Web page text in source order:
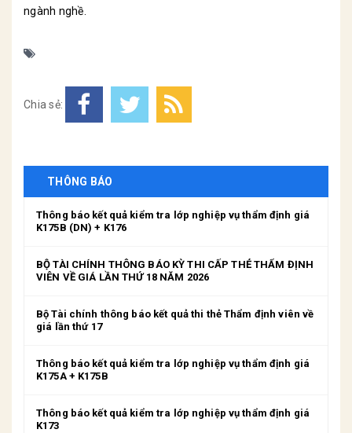
ngành nghề.
Chia sẻ:
THÔNG BÁO
Thông báo kết quả kiểm tra lớp nghiệp vụ thẩm định giá
K175B (DN) + K176
BỘ TÀI CHÍNH THÔNG BÁO KỲ THI CẤP THẺ THẨM ĐỊNH
VIÊN VỀ GIÁ LẦN THỨ 18 NĂM 2026
Bộ Tài chính thông báo kết quả thi thẻ Thẩm định viên về
giá lần thứ 17
Thông báo kết quả kiểm tra lớp nghiệp vụ thẩm định giá
K175A + K175B
Thông báo kết quả kiểm tra lớp nghiệp vụ thẩm định giá
K173